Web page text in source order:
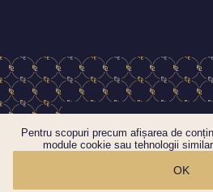
Copyright © 2004-2026 Floraria
Toate drepturile
Pentru scopuri precum afișarea de
module cookie sau tehnologii
OK